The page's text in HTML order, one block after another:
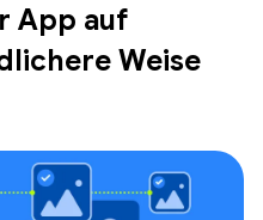
App auf
Weise